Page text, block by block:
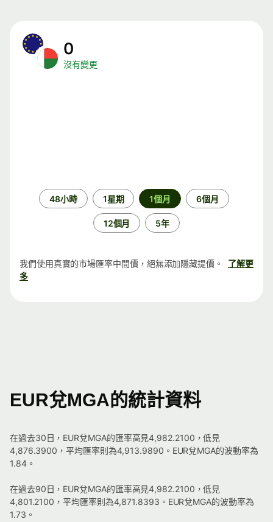
0
沒有變更
48小時 1星期 1個月 6個月
12個月 5年
我們使用真實的市場匯率中間價，絕無添加隱藏提價。
了解更
多
EUR兌MGA的統計資料
在過去30日，EUR兌MGA的匯率高見4,982.2100，低見
4,876.3900，平均匯率則為4,913.9890。EUR兌MGA的波動率為
1.84。
在過去90日，EUR兌MGA的匯率高見4,982.2100，低見
4,801.2100，平均匯率則為4,871.8393。EUR兌MGA的波動率為
1.73。